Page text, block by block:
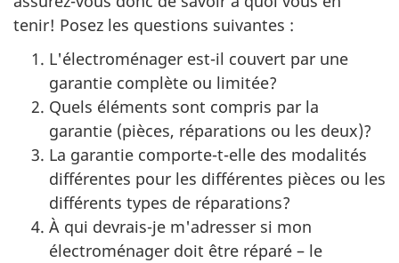
tenir! Posez les questions suivantes :
L'électroménager est-il couvert par une
garantie complète ou limitée?
Quels éléments sont compris par la
garantie (pièces, réparations ou les deux)?
La garantie comporte-t-elle des modalités
différentes pour les différentes pièces ou les
différents types de réparations?
À qui devrais-je m'adresser si mon
électroménager doit être réparé – le